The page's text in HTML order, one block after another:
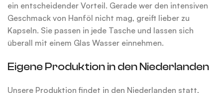
ein entscheidender Vorteil. Gerade wer den intensiven
Geschmack von Hanföl nicht mag, greift lieber zu
Kapseln. Sie passen in jede Tasche und lassen sich
überall mit einem Glas Wasser einnehmen.
Eigene Produktion in den Niederlanden
Unsere Produktion findet in den Niederlanden statt,